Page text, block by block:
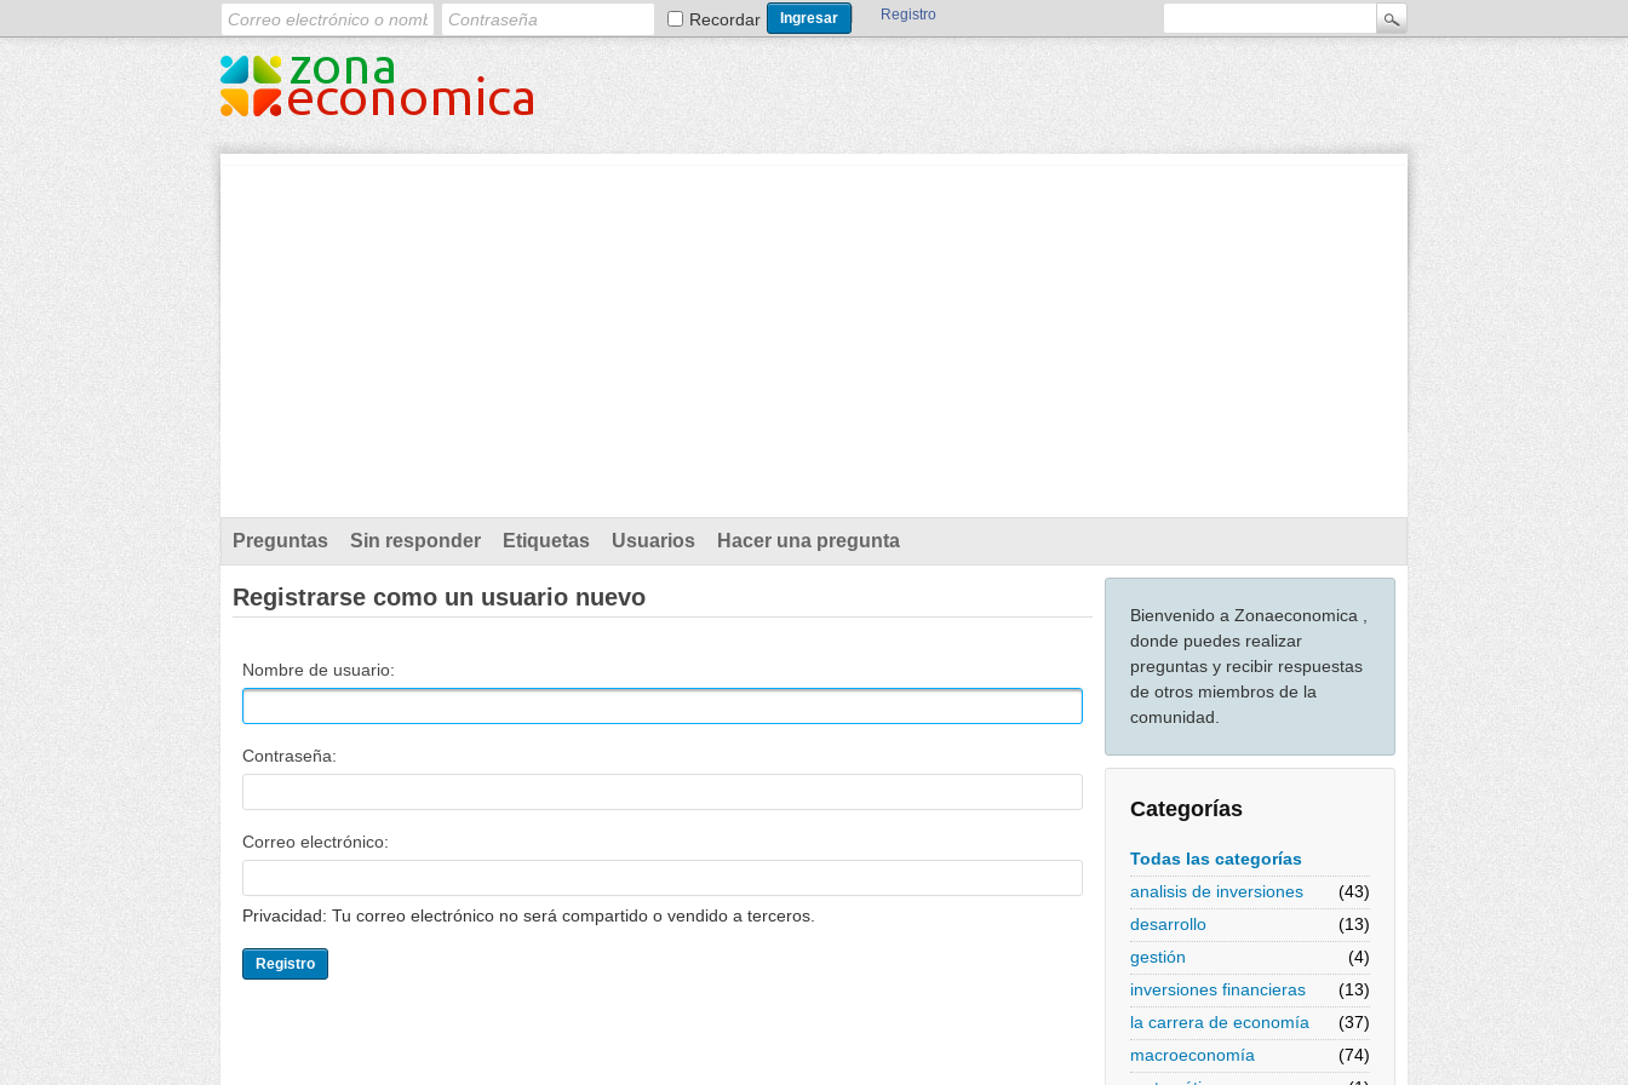
Recordar Registro
Preguntas Sin responder Etiquetas Usuarios Hacer una pregunta
Bienvenido a Zonaeconomica ,
donde puedes realizar
preguntas y recibir respuestas
de otros miembros de la
comunidad.
Categorías
Todas las categorías
analisis de inversiones
(43)
desarrollo
(13)
gestión
(4)
inversiones financieras
(13)
la carrera de economía
(37)
macroeconomía
(74)
Registrarse como un usuario nuevo
Nombre de usuario:
Contraseña:
Correo electrónico:
Privacidad: Tu correo electrónico no será compartido o vendido a terceros.